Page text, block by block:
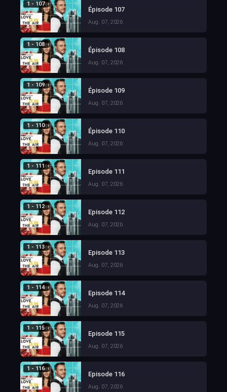
1 - 107
Épisode 107
Aug. 07, 2026
1 - 108
Épisode 108
Aug. 07, 2026
1 - 109
Épisode 109
Aug. 07, 2026
1 - 110
Épisode 110
Aug. 07, 2026
1 - 111
Episode 111
Aug. 07, 2026
1 - 112
Episode 112
Aug. 07, 2026
1 - 113
Episode 113
Aug. 07, 2026
1 - 114
Episode 114
Aug. 07, 2026
1 - 115
Episode 115
Aug. 07, 2026
1 - 116
Episode 116
Aug. 07, 2026